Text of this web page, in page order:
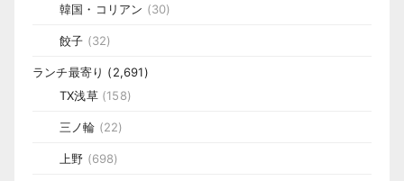
韓国・コリアン (30)
餃子 (32)
ランチ最寄り (2,691)
TX浅草(158)
三ノ輪 (22)
上野 (698)